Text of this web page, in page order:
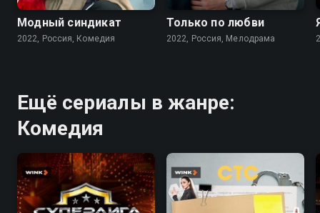
Модный синдикат
2022, Россия, Комедия
Только по любви
2022, Россия, Мелодрама
Ещё сериалы в жанре:
Комедия